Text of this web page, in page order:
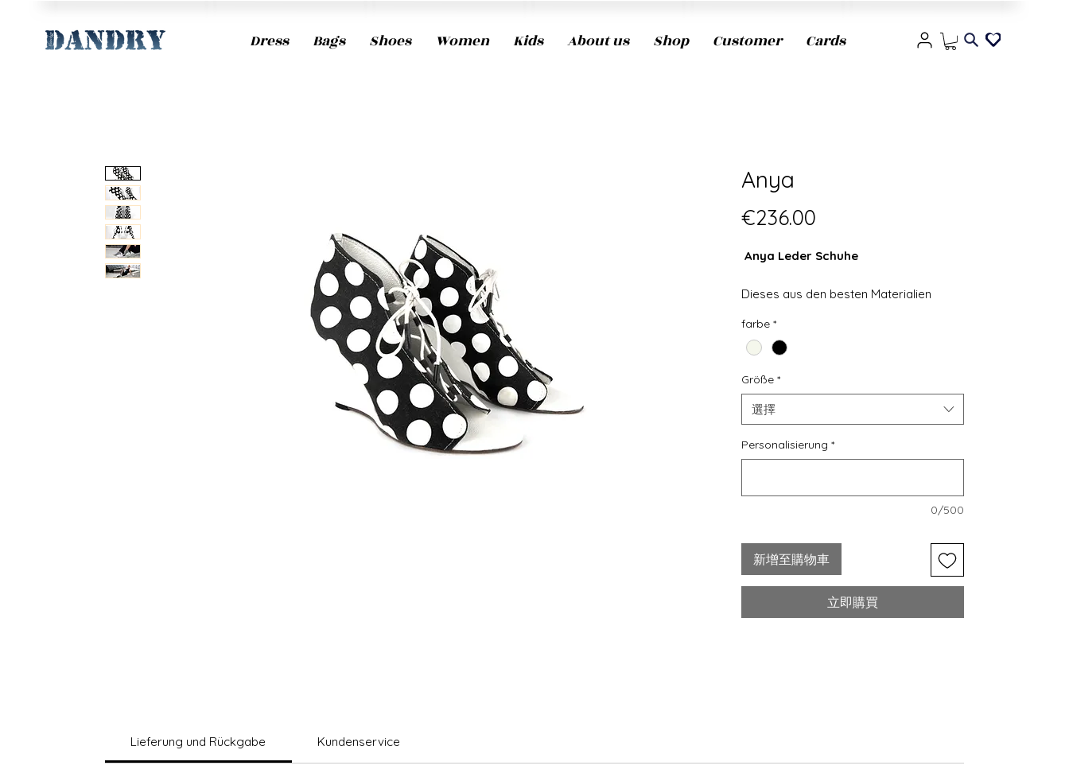
Dress Bags Shoes Women Kids About us Shop Customer Cards
Anya
€236.00
Anya Leder Schuhe
Dieses aus den besten Materialien
konzipiert, dass es den ganzen Tag
getragen werden kann, ohne
elegantes und modernes Design aus
und eignet sich perfekt für jeden Anlass,
mit der Anya Schuhe haben Sie es den
- Leder Außen
- Leder Innen
- Absatz in Leder überzogen
farbe *
Größe *
選擇
Personalisierung *
0/500
新增至購物車
立即購買
Lieferung und Rückgabe Kundenservice